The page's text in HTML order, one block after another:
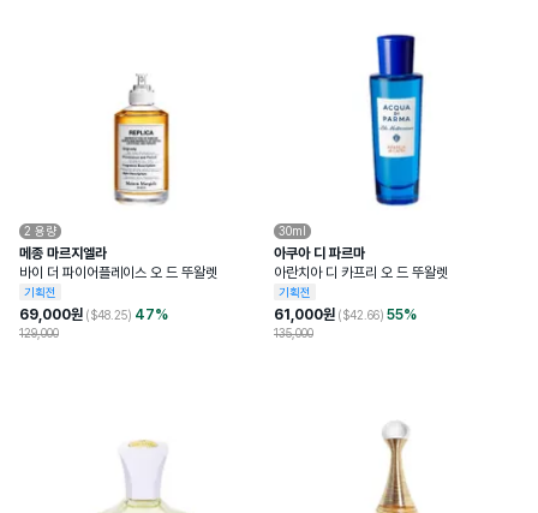
2 용량
메종 마르지엘라
바이 더 파이어플레이스 오 드 뚜왈렛
기획전
69,000원 ($48.25) 47%
129,000
30ml
아쿠아 디 파르마
아란치아 디 카프리 오 드 뚜왈렛
기획전
61,000원 ($42.66) 55%
135,000